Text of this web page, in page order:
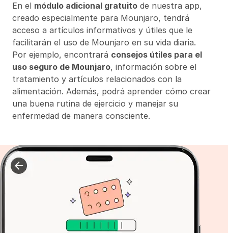
En el módulo adicional gratuito de nuestra app,
creado especialmente para Mounjaro, tendrá
acceso a artículos informativos y útiles que le
facilitarán el uso de Mounjaro en su vida diaria.
Por ejemplo, encontrará consejos útiles para el
uso seguro de Mounjaro, información sobre el
tratamiento y artículos relacionados con la
alimentación. Además, podrá aprender cómo crear
una buena rutina de ejercicio y manejar su
enfermedad de manera consciente.